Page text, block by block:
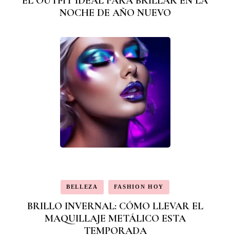
NOCHE DE AÑO NUEVO
BELLEZA FASHION HOY
BRILLO INVERNAL: CÓMO LLEVAR EL
MAQUILLAJE METÁLICO ESTA
TEMPORADA